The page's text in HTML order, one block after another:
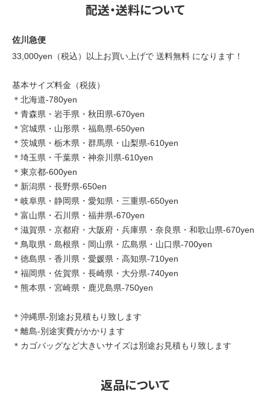
配送・送料について
佐川急便
33,000yen（税込）以上お買い上げで 送料無料 になります！
基本サイズ料金（税抜）
＊北海道-780yen
＊青森県・岩手県・秋田県-670yen
＊宮城県・山形県・福島県-650yen
＊茨城県・栃木県・群馬県・山梨県-610yen
＊埼玉県・千葉県・神奈川県-610yen
＊東京都-600yen
＊新潟県・長野県-650en
＊岐阜県・静岡県・愛知県・三重県-650yen
＊富山県・石川県・福井県-670yen
＊滋賀県・京都府・大阪府・兵庫県・奈良県・和歌山県-670yen
＊鳥取県・島根県・岡山県・広島県・山口県-700yen
＊徳島県・香川県・愛媛県・高知県-710yen
＊福岡県・佐賀県・長崎県・大分県-740yen
＊熊本県・宮崎県・鹿児島県-750yen
＊沖縄県-別途お見積もり致します
＊離島-別途実費がかかります
＊カゴバッグなど大きいサイズは別途お見積もり致します
返品について